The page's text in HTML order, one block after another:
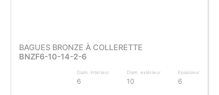
BAGUES BRONZE À COLLERETTE
BNZF6-10-14-2-6
Diam. intérieur
6
Diam. extérieur
10
Epaisseur
6